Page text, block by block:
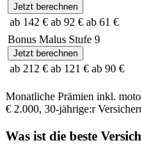
Jetzt berechnen
ab 142 € ab 92 € ab 61 €
Bonus Malus Stufe 9
Jetzt berechnen
ab 212 € ab 121 € ab 90 €
Monatliche Prämien inkl.
€ 2.000, 30-jährige:r
Was ist die beste